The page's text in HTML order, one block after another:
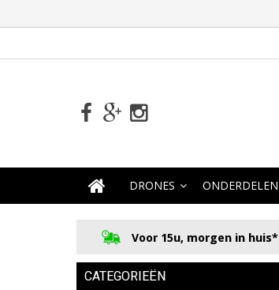
DRONES ONDERDELEN
Voor 15u, morgen in huis*
CATEGORIEËN